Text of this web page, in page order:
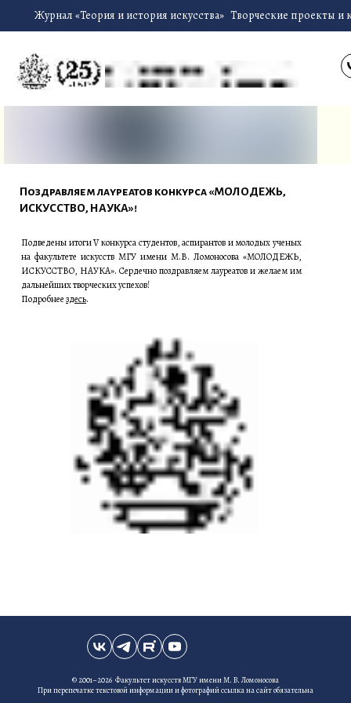
Журнал «Теория и история искусства» Творческие проекты и
Подведены итоги V конкурса студентов, аспирантов и молодых ученых
на факультете искусств МГУ имени М.В. Ломоносова «МОЛОДЕЖЬ,
ИСКУССТВО, НАУКА». Сердечно поздравляем лауреатов и желаем им
дальнейших творческих успехов!
Подробнеездесь.
Поздравляем лауреатов конкурса «МОЛОДЕЖЬ,
ИСКУССТВО, НАУКА»!
© 2001–2026 Факультет искусств МГУ имени М. В. Ломоносова
При перепечатке текстовой информации и фотографий ссылка на сайт обязательна